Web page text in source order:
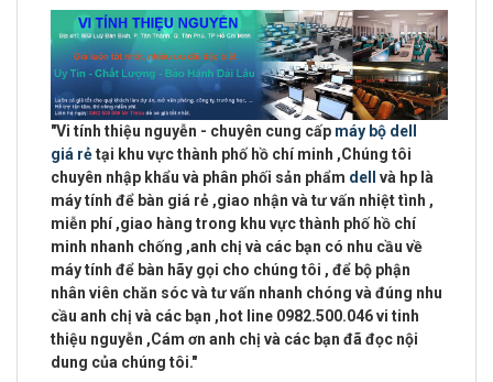
"Vi tính thiệu nguyễn - chuyên cung cấp máy bộ dell
giá rẻtại khu vựcthành phố hồ chí minh ,Chúng tôi
chuyên nhập khẩu và phân phối sản phẩm dell
và hp là
máy tính để bàn giá rẻ ,giao nhận và tư vấn nhiệt tình ,
miễn phí ,giao hàng trong khu vực thành phố hồ chí
minh nhanh chống ,anh chị và các bạn có nhu cầu về
máy tính để bàn hãy gọi cho chúng tôi , để bộ phận
nhân viên chăn sóc và tư vấn nhanh chóng và đúng nhu
cầu anh chị và các bạn , hot line 0982.500.046 vi tinh
thiệu nguyễn ,Cám ơn anh chị và các bạn đã đọc nội
dung của chúng tôi."